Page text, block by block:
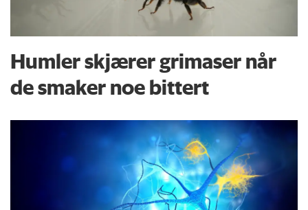
Humler skjærer grimaser når
de smaker noe bittert